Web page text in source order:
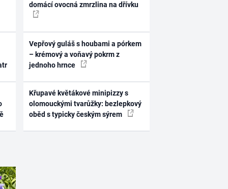
domácí ovocná zmrzlina na dřívku
Vepřový guláš s houbami a pórkem
– krémový a voňavý pokrm z
jednoho hrnce
Křupavé květákové minipizzy s
olomouckými tvarůžky: bezlepkový
oběd s typicky českým sýrem